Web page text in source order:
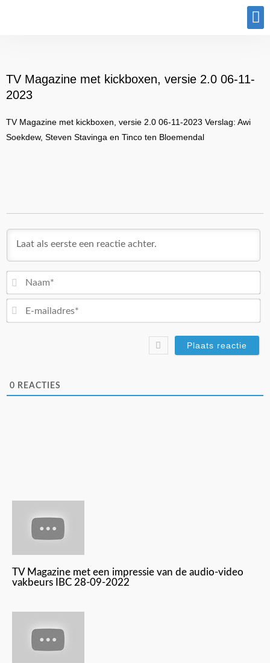
TV Magazine met kickboxen, versie 2.0 06-11-
2023
TV Magazine met kickboxen, versie 2.0 06-11-2023 Verslag: Awi
Soekdew, Steven Stavinga en Tinco ten Bloemendal
0 REACTIES
TV Magazine met een impressie van de audio-video
vakbeurs IBC 28-09-2022